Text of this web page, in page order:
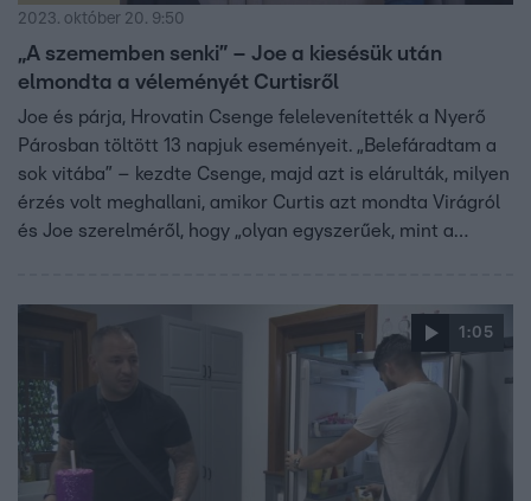
2023. október 20. 9:50
„A szememben senki” – Joe a kiesésük után
elmondta a véleményét Curtisről
Joe és párja, Hrovatin Csenge felelevenítették a Nyerő
Párosban töltött 13 napjuk eseményeit. „Belefáradtam a
sok vitába” – kezdte Csenge, majd azt is elárulták, milyen
érzés volt meghallani, amikor Curtis azt mondta Virágról
és Joe szerelméről, hogy „olyan egyszerűek, mint a
Evelin csak kitalált egy történetet saját bántalmazásáról.
Csenge szerint ha két sorstárs találkozik egymással,
össze kéne tartaniuk, Evelin viszont kezdettől fogva
ellenségesen viselkedett vele.
1:05